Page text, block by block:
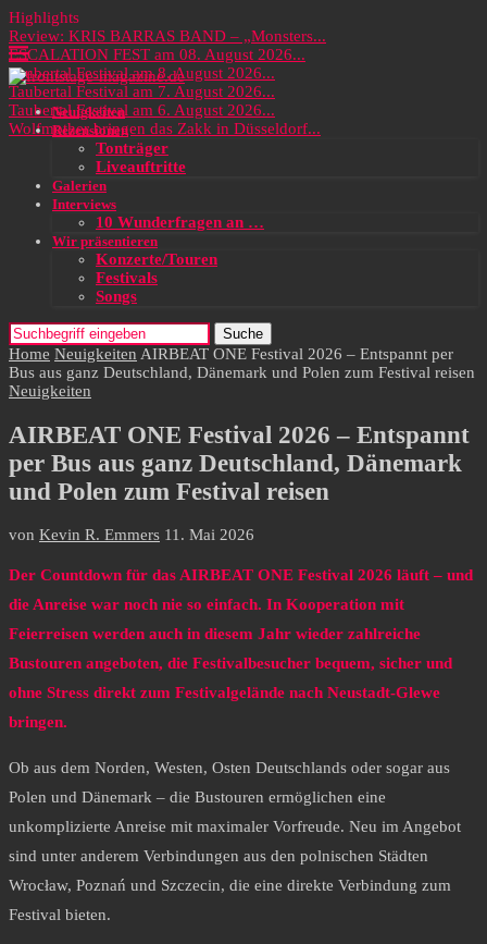
Highlights
Review: KRIS BARRAS BAND – „Monsters...
ESCALATION FEST am 08. August 2026...
Taubertal Festival am 8. August 2026...
Taubertal Festival am 7. August 2026...
Taubertal Festival am 6. August 2026...
Wolfmother bringen das Zakk in Düsseldorf...
Neuigkeiten
Rezensionen
Tonträger
Liveauftritte
Galerien
Interviews
10 Wunderfragen an …
Wir präsentieren
Konzerte/Touren
Festivals
Songs
Suche
Home Neuigkeiten AIRBEAT ONE Festival 2026 – Entspannt per
Bus aus ganz Deutschland, Dänemark und Polen zum Festival reisen
Neuigkeiten
AIRBEAT ONE Festival 2026 – Entspannt
per Bus aus ganz Deutschland, Dänemark
und Polen zum Festival reisen
von Kevin R. Emmers 11. Mai 2026
Der Countdown für das AIRBEAT ONE Festival 2026 läuft – und
die Anreise war noch nie so einfach. In Kooperation mit
Feierreisen werden auch in diesem Jahr wieder zahlreiche
Bustouren angeboten, die Festivalbesucher bequem, sicher und
ohne Stress direkt zum Festivalgelände nach Neustadt-Glewe
bringen.
Ob aus dem Norden, Westen, Osten Deutschlands oder sogar aus
Polen und Dänemark – die Bustouren ermöglichen eine
unkomplizierte Anreise mit maximaler Vorfreude. Neu im Angebot
sind unter anderem Verbindungen aus den polnischen Städten
Wrocław, Poznań und Szczecin, die eine direkte Verbindung zum
Festival bieten.